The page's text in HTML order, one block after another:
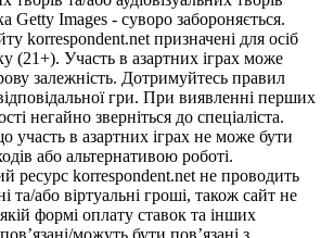
Getty Images - суворо забороняється.
korrespondent.net призначені для осіб
(21+). Участь в азартних іграх може
залежність. Дотримуйтесь правил
гри. При виявленні перших
негайно зверніться до спеціаліста.
участь в азартних іграх не може бути
або альтернативою роботі.
ресурс korrespondent.net не проводить
та/або віртуальні гроші, також сайт не
формі оплату ставок та інших
можуть бути пов’язані з